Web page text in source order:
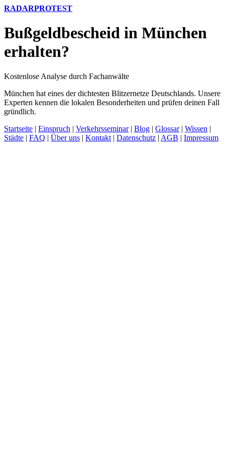
RADARPROTEST
Bußgeldbescheid in München
erhalten?
Kostenlose Analyse durch Fachanwälte
München hat eines der dichtesten Blitzernetze Deutschlands. Unsere
Experten kennen die lokalen Besonderheiten und prüfen deinen Fall
gründlich.
Startseite | Einspruch | Verkehrsseminar| Blog | Glossar| Wissen |
Städte | FAQ | Über uns | Kontakt | Datenschutz | AGB | Impressum